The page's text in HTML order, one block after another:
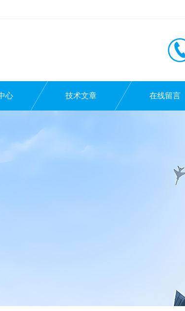
心 技术文章 在线留言